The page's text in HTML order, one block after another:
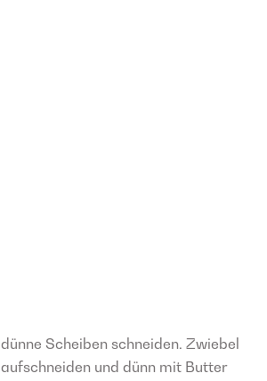
Scheiben schneiden. Zwiebel
und dünn mit Butter